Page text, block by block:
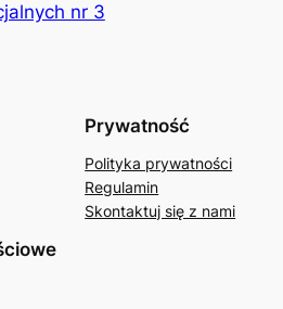
nr 3
Prywatność
Polityka prywatności
Regulamin
Skontaktuj się z nami